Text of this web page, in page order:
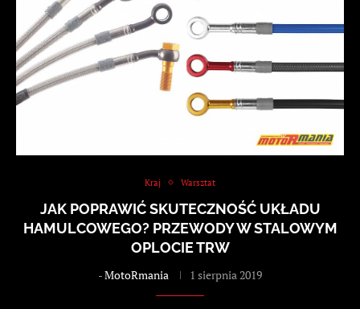
Kraj Warsztat
JAK POPRAWIĆ SKUTECZNOŚĆ UKŁADU
HAMULCOWEGO? PRZEWODY W STALOWYM
OPLOCIE TRW
-MotoRmania 1 sierpnia 2019